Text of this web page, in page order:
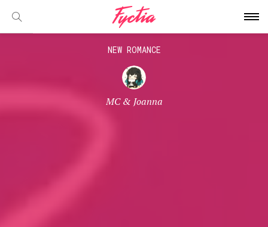
NEW ROMANCE
MC & Joanna